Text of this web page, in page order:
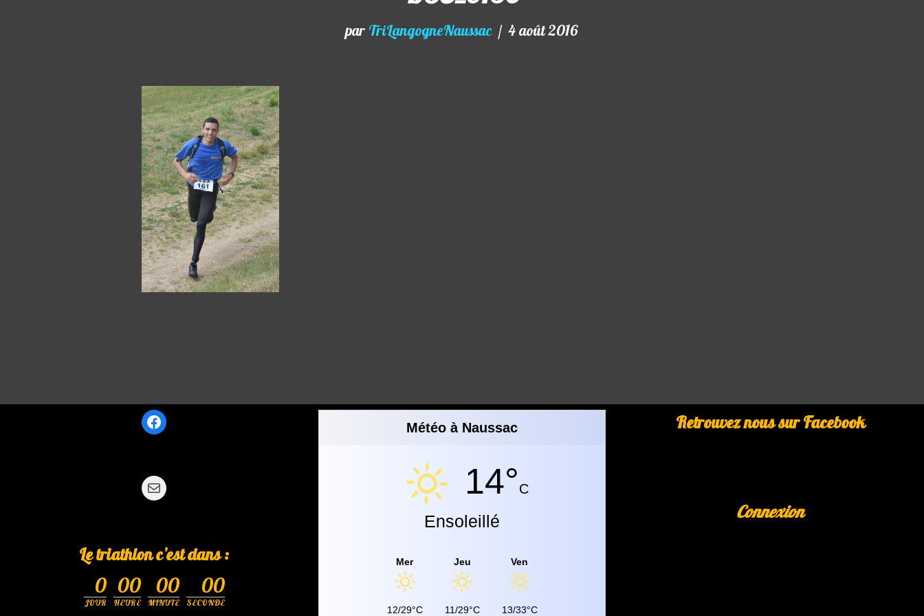
par TriLangogneNaussac 4 août 2016
Le triathlon c’est dans :
0
JOUR
00
HEURE
00
MINUTE
00
SECONDE
Météo à Naussac
14°C
Ensoleillé
Mer
12/29°C
Jeu
11/29°C
Ven
13/33°C
Retrouvez nous sur Facebook
Connexion